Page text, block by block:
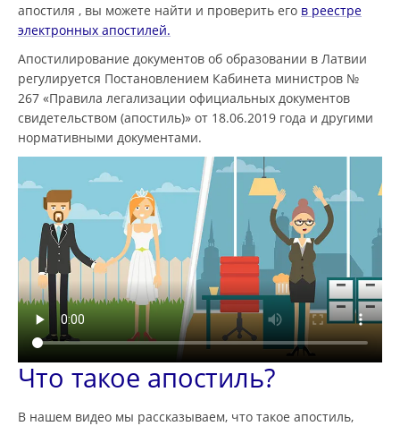
апостиля , вы можете найти и проверить его в реестре
электронных апостилей.
Апостилирование документов об образовании в Латвии
регулируется Постановлением Кабинета министров №
267 «Правила легализации официальных документов
свидетельством (апостиль)» от 18.06.2019 года и другими
нормативными документами.
Что такое апостиль?
В нашем видео мы рассказываем, что такое апостиль,